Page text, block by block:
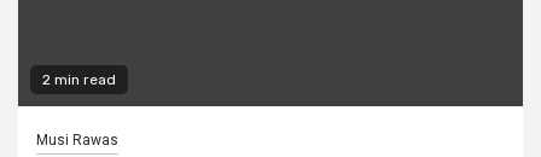
2 min read
Musi Rawas